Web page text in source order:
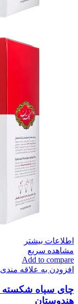
اطلاعات بیشتر
مشاهده سریع
Add to compare
افزودن به علاقه مندی
هندوستان